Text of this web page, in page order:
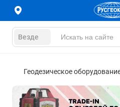
Везде
Геодезическое